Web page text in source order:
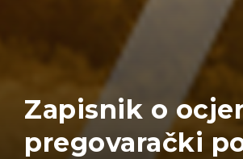
Zapisnik o
pregovarački